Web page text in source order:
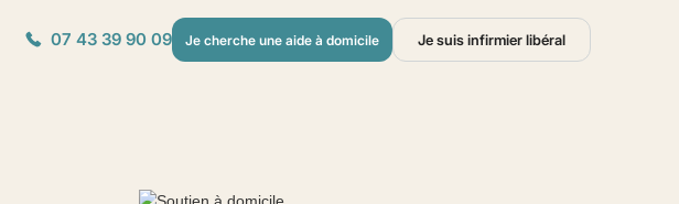
07 43 39 90 09 Je cherche une aide à domicile Je suis infirmier libéral